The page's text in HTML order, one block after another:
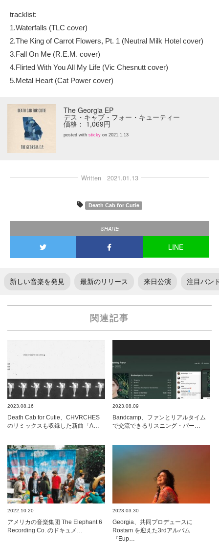
tracklist:
1.Waterfalls (TLC cover)
2.The King of Carrot Flowers, Pt. 1 (Neutral Milk Hotel cover)
3.Fall On Me (R.E.M. cover)
4.Flirted With You All My Life (Vic Chesnutt cover)
5.Metal Heart (Cat Power cover)
The Georgia EP
デス・キャブ・フォー・キューティー
価格： 1,069円
posted with sticky on 2021.1.13
Written 2021.01.13
Death Cab for Cutie
- SHARE -
LINE
新しい音楽を発見 最新のリリース 来日公演 注目バン
関連記事
2023.08.16
Death Cab for Cutie、CHVRCHES
のリミックスも収録した新曲「A…
2023.08.09
Bandcamp、ファンとリアルタイム
で交流できるリスニング・パー…
2022.10.20
アメリカの音楽集団 The Elephant 6
Recording Co. のドキュメ…
2023.03.30
Georgia、共同プロデュースに
Rostam を迎えた3rdアルバム
『Eup…